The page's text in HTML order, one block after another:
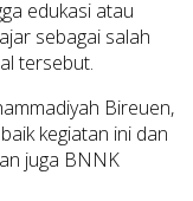
edukasi atau
sebagai salah
tersebut.
Bireuen,
kegiatan ini dan
juga BNNK